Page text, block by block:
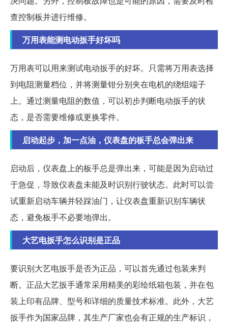
查控制板并进行维修。
万用表能测电动扳手好坏吗
万用表可以用来测试电动扳手的好坏。只需将万用表选择
到电阻测量档位，并将测量钳分别夹在电机的绕组端子
上。通过测量电阻的数值，可以初步判断电动扳手的状
态，是否需要维修或更换零件。
启动起步，加一点油，仪表盘的板手总会弹出来
启动后，仪表盘上的板手总是弹出来，可能是因为启动过
于急促，导致仪表盘未能及时识别行驶状态。此时可以尝
试重新启动车辆并轻踩油门，让仪表盘重新识别车辆状
态，避免板手不必要地弹出。
大艺电扳手怎么识别是正品
要识别大艺电扳手是否为正品，可以首先通过包装来判
断。正品大艺扳手通常采用精美的彩绘纸箱包装，并在包
装上印有品牌、型号和详细的质量技术标准。此外，大艺
扳手作为国家品牌，其生产厂家也会有正规的生产标识，